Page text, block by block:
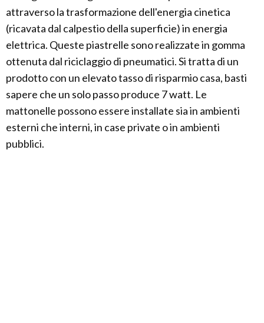
attraverso la trasformazione dell'energia cinetica
(ricavata dal calpestio della superficie) in energia
elettrica. Queste piastrelle sono realizzate in gomma
ottenuta dal riciclaggio di pneumatici. Si tratta di un
prodotto con un elevato tasso di risparmio casa, basti
sapere che un solo passo produce 7 watt. Le
mattonelle possono essere installate sia in ambienti
esterni che interni, in case private o in ambienti
pubblici.